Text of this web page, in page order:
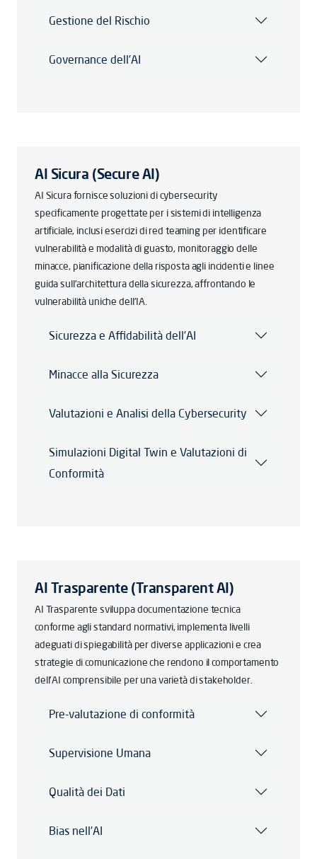
Gestione del Rischio
Governance dell’AI
AI Sicura (Secure AI)
AI Sicura fornisce soluzioni di cybersecurity
specificamente progettate per i sistemi di intelligenza
artificiale, inclusi esercizi di red teaming per identificare
vulnerabilità e modalità di guasto, monitoraggio delle
minacce, pianificazione della risposta agli incidenti e linee
guida sull’architettura della sicurezza, affrontando le
vulnerabilità uniche dell’IA.
Sicurezza e Affidabilità dell’AI
Minacce alla Sicurezza
Valutazioni e Analisi della Cybersecurity
Simulazioni Digital Twin e Valutazioni di
Conformità
AI Trasparente (Transparent AI)
AI Trasparente sviluppa documentazione tecnica
conforme agli standard normativi, implementa livelli
adeguati di spiegabilità per diverse applicazioni e crea
strategie di comunicazione che rendono il comportamento
dell’AI comprensibile per una varietà di stakeholder.
Pre-valutazione di conformità
Supervisione Umana
Qualità dei Dati
Bias nell’AI